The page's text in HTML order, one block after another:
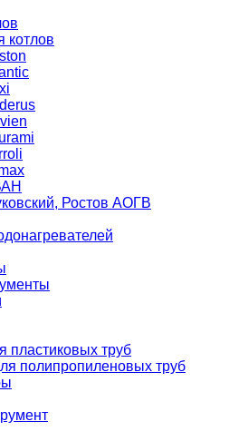
котлов
Ростов АОГВ
пластиковых труб
полипропиленовых труб